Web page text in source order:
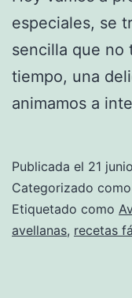
especiales, se
sencilla que no
tiempo, una
animamos a
Publicada el 21
Categorizado como
Etiquetado como
avellanas, recetas